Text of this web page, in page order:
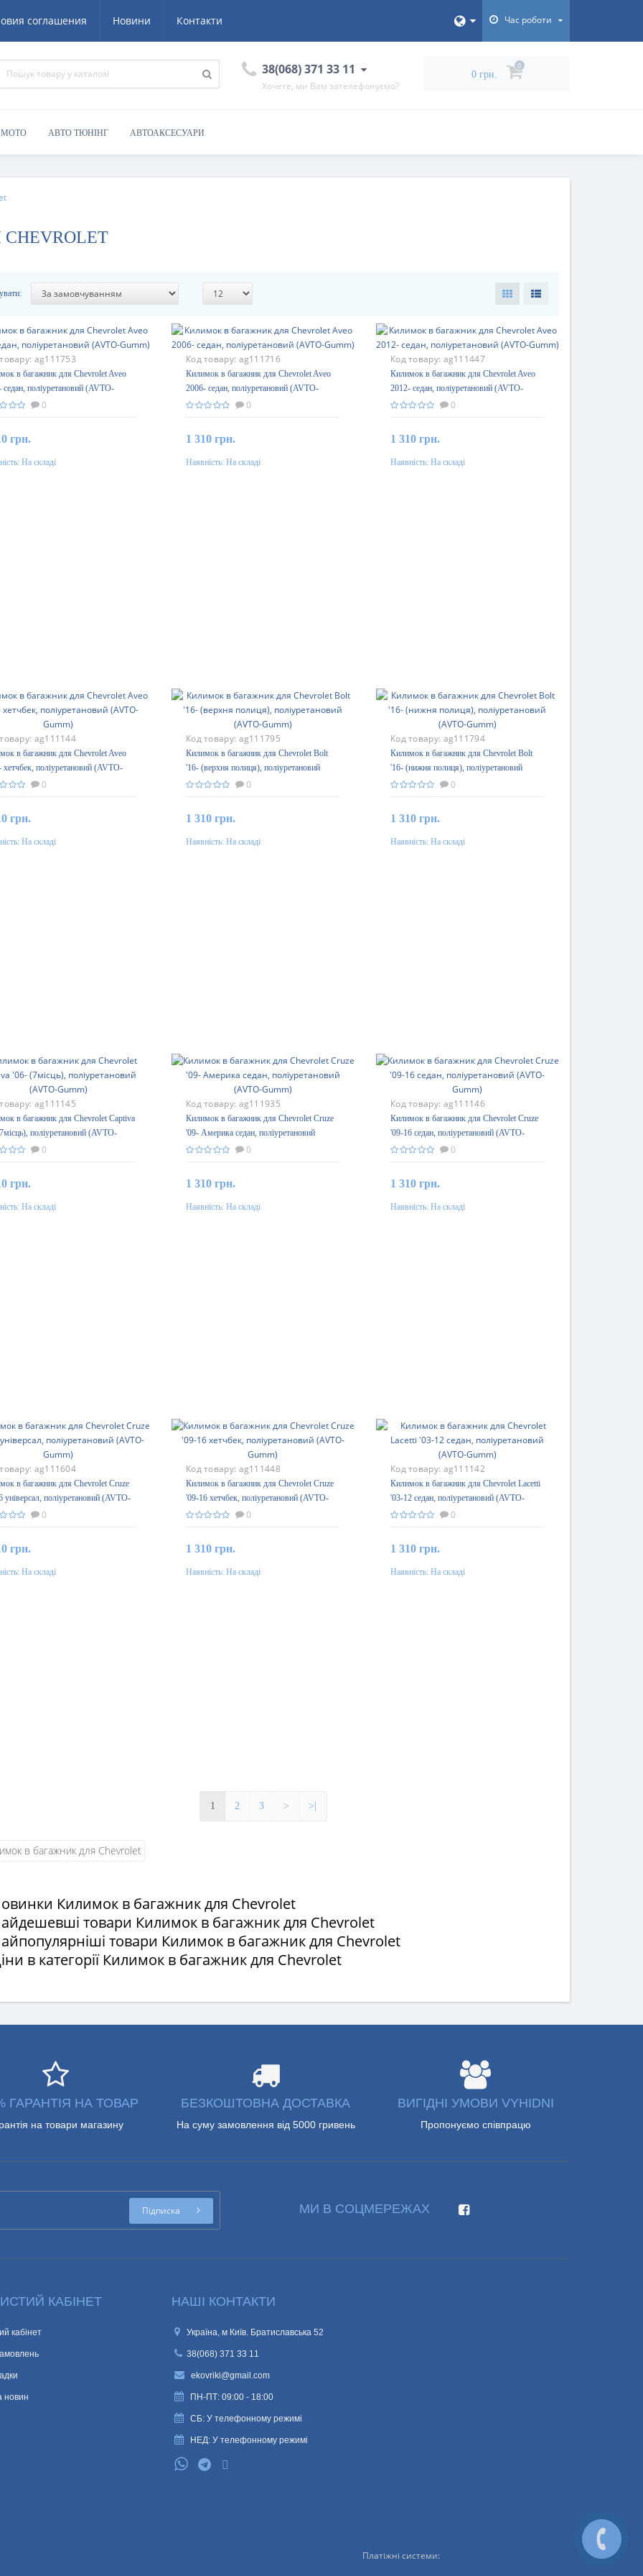
соглашения Новини Контакти Час роботи
38(068) 371 33 11
Хочете, ми Вам зателефонуємо?
0 грн.
0
МОТО АВТО ТЮНІНГ АВТОАКСЕСУАРИ
ag111753
в багажник для Chevrolet Aveo
седан, поліуретановий (AVTO-
0
грн.
До кошика
На складі
Код товару: ag111716
Килимок в багажник для Chevrolet Aveo
2006- седан, поліуретановий (AVTO-
Gumm)
0
1 310 грн.
До кошика
Наявність: На складі
Код товару: ag111447
Килимок в багажник для Chevrolet Aveo
2012- седан, поліуретановий (AVTO-
Gumm)
0
1 310 грн.
До кошика
Наявність: На складі
ag111144
в багажник для Chevrolet Aveo
хетчбек, поліуретановий (AVTO-
0
грн.
До кошика
На складі
Код товару: ag111795
Килимок в багажник для Chevrolet Bolt
'16- (верхня полиця), поліуретановий
(AVTO-Gumm) 0
1 310 грн.
До кошика
Наявність: На складі
Код товару: ag111794
Килимок в багажник для Chevrolet Bolt
'16- (нижня полиця), поліуретановий
(AVTO-Gumm) 0
1 310 грн.
До кошика
Наявність: На складі
ag111145
в багажник для Chevrolet Captiva
поліуретановий (AVTO-
0
грн.
До кошика
На складі
Код товару: ag111935
Килимок в багажник для Chevrolet Cruze
'09- Америка седан, поліуретановий
(AVTO-Gumm) 0
1 310 грн.
До кошика
Наявність: На складі
Код товару: ag111146
Килимок в багажник для Chevrolet Cruze
'09-16 седан, поліуретановий (AVTO-
Gumm)
0
1 310 грн.
До кошика
Наявність: На складі
ag111604
в багажник для Chevrolet Cruze
універсал, поліуретановий (AVTO-
0
грн.
До кошика
На складі
Код товару: ag111448
Килимок в багажник для Chevrolet Cruze
'09-16 хетчбек, поліуретановий (AVTO-
Gumm)
0
1 310 грн.
До кошика
Наявність: На складі
Код товару: ag111142
Килимок в багажник для Chevrolet Lacetti
'03-12 седан, поліуретановий (AVTO-
Gumm)
0
1 310 грн.
До кошика
Наявність: На складі
1 2 3 > >|
Килимок в багажник для Chevrolet
товари Килимок в багажник для Chevrolet
товари Килимок в багажник для Chevrolet
в категорії Килимок в багажник для Chevrolet
ГАРАНТІЯ НА ТОВАР
на товари магазину
БЕЗКОШТОВНА ДОСТАВКА
На суму замовлення від 5000 гривень
ВИГІДНІ УМОВИ VYHIDNI
Пропонуємо співпрацю
Підписка МИ В СОЦМЕРЕЖАХ
КАБІНЕТ
кабінет
новин
НАШІ КОНТАКТИ
Україна, м Київ. Братиславська 52
38(068) 371 33 11
ekovriki@gmail.com
ПН-ПТ: 09:00 - 18:00
СБ: У телефонному режимі
НЕД: У телефонному режимі
Платіжні системи: